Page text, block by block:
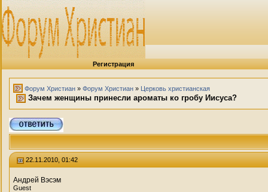
Регистрация
Форум Христиан » Форум Христиан » Церковь христианская
Зачем женщины принесли ароматы ко гробу Иисуса?
22.11.2010, 01:42
Андрей Вэсэм
Guest